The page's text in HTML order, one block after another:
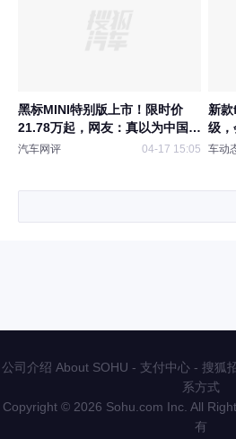
黑标MINI特别版上市！限时价
21.78万起，网友：真以为中国人
傻钱多
汽车网评 04-17 15:05
新
级，
车动
公司介绍 About SOHU - 支付中心 - 搜狐
系方式
Copyright © 2026 Sohu.com Inc. All
有